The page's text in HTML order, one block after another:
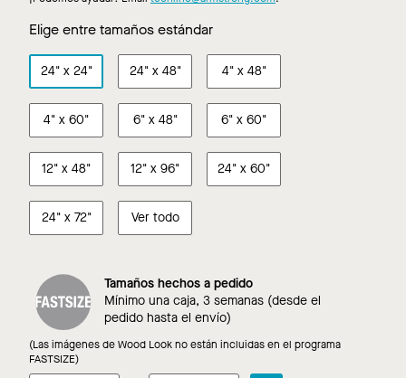
Elige entre tamaños estándar
24"x 24" 24"x 48" 4"x 48"
4" x 60" 6"x 48" 6" x 60"
12" x 48" 12" x 96" 24" x 60"
24"x 72" Ver todo
Tamaños hechos a pedido
Mínimo una caja, 3 semanas (desde el
pedido hasta el envío)
(Las imágenes de Wood Look no están incluidas en el programa
FASTSIZE)